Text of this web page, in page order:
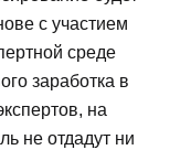
с участием
среде
заработка в
на
не отдадут ни